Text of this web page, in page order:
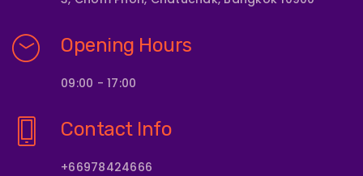
Opening Hours
09:00 - 17:00
Contact Info
+66978424666